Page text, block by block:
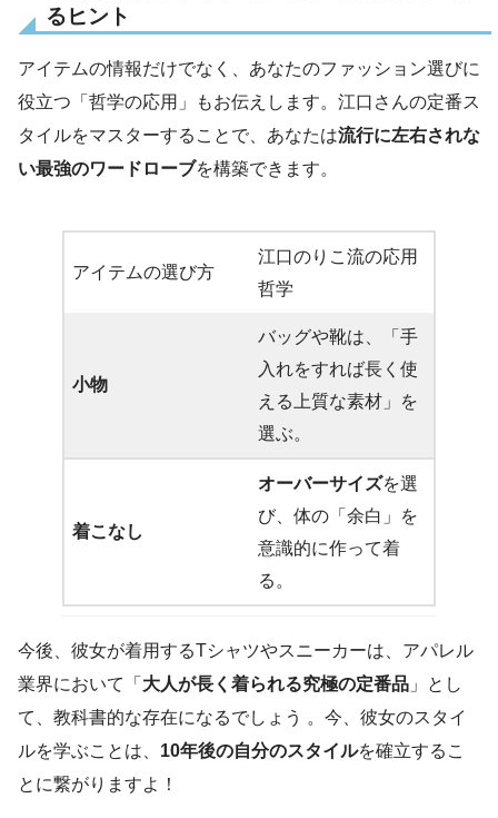
るヒント
アイテムの情報だけでなく、あなたのファッション選びに
役立つ「哲学の応用」もお伝えします。江口さんの定番ス
タイルをマスターすることで、あなたは流行に左右されな
い最強のワードローブを構築できます。
アイテムの選び方
江口のりこ流の応用
哲学
小物
バッグや靴は、「手
入れをすれば長く使
える上質な素材」を
選ぶ。
着こなし
オーバーサイズを選
び、体の「余白」を
意識的に作って着
る。
今後、彼女が着用するTシャツやスニーカーは、アパレル
業界において「 大人が長く着られる究極の定番品 」とし
て、教科書的な存在になるでしょう 。今、彼女のスタイ
ルを学ぶことは、 10年後の自分のスタイルを確立するこ
とに繋がりますよ！